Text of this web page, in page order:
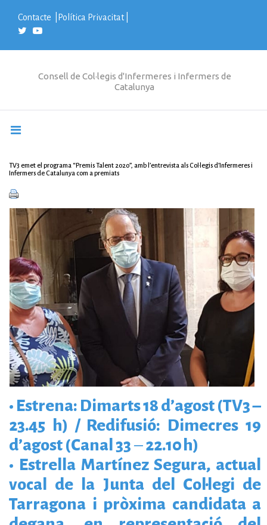
t
Contacte Política Privacitat|
Consell de Col·legis d'Infermeres i Infermers de
Catalunya
TV3 emet el programa “Premis Talent 2020”, amb l’entrevista als Col·legis d’Infermeres i
Infermers de Catalunya com a premiats
• Estrena: Dimarts 18 d’agost (TV3 –
23.45 h) / Redifusió: Dimecres 19
d’agost (Canal 33–22.10 h)
• Estrella Martínez Segura, actual
vocal de la Junta del Col·legi de
Tarragona i pròxima candidata a